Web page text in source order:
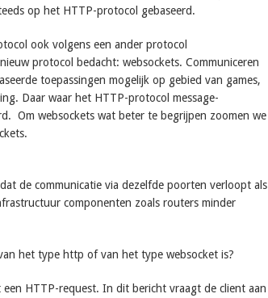
op het HTTP-protocol gebaseerd.
ook volgens een ander protocol
protocol bedacht: websockets. Communiceren
toepassingen mogelijk op gebied van games,
Daar waar het HTTP-protocol message-
Om websockets wat beter te begrijpen zoomen we
de communicatie via dezelfde poorten verloopt als
componenten zoals routers minder
het type http of van het type websocket is?
HTTP-request. In dit bericht vraagt de client aan